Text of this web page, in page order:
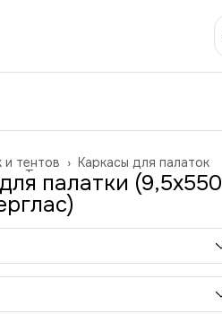
Каркасы для палаток
и тентов ›
Туризм и отдых на природе ›
›
палатки (9,5х550